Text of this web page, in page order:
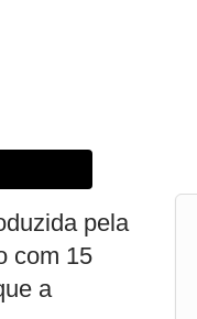
pela
com 15
a